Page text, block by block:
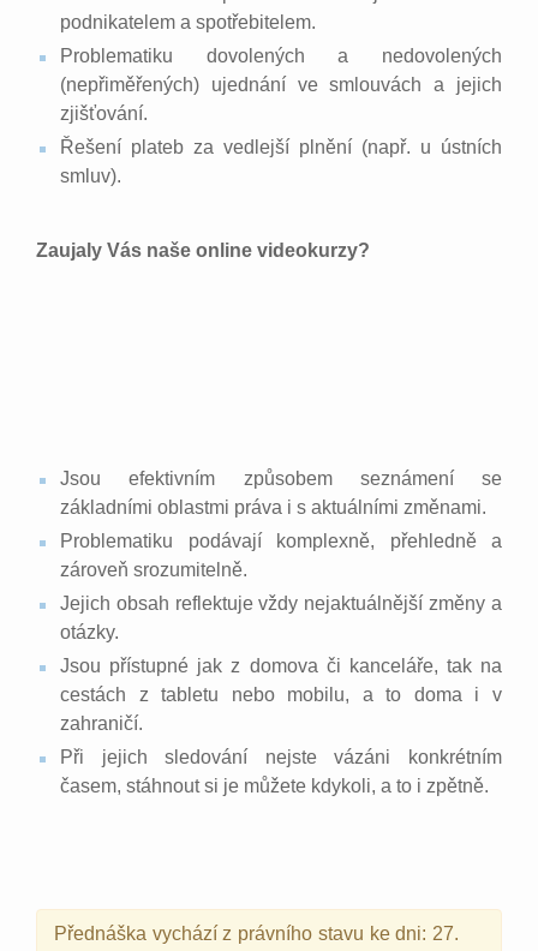
podnikatelem a spotřebitelem.
Problematiku dovolených a nedovolených
(nepřiměřených) ujednání ve smlouvách a jejich
zjišťování.
Řešení plateb za vedlejší plnění (např. u ústních
smluv).
Zaujaly Vás naše online videokurzy?
Jsou efektivním způsobem seznámení se
základními oblastmi práva i s aktuálními změnami.
Problematiku podávají komplexně, přehledně a
zároveň srozumitelně.
Jejich obsah reflektuje vždy nejaktuálnější změny a
otázky.
Jsou přístupné jak z domova či kanceláře, tak na
cestách z tabletu nebo mobilu, a to doma i v
zahraničí.
Při jejich sledování nejste vázáni konkrétním
časem, stáhnout si je můžete kdykoli, a to i zpětně.
Přednáška vychází z právního stavu ke dni: 27.